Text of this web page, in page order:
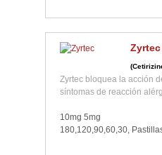
Zyrtec
Zyrtec bloquea la acción
síntomas de reacción
10mg 5mg
180,120,90,60,30,